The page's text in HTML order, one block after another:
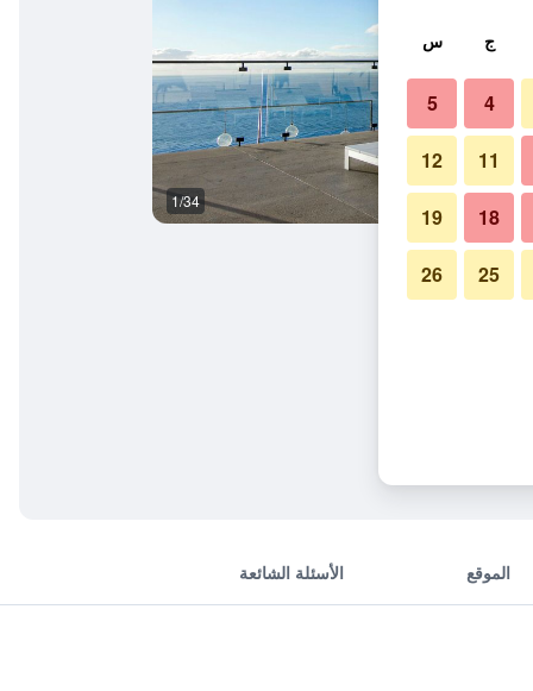
1/34
الموقع الأسئلة الشائعة
ج س
4
5
11
12
18
19
25
26